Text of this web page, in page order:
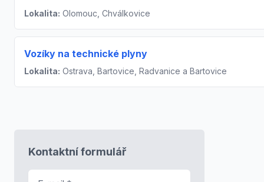
Lokalita: Olomouc, Chválkovice
Vozíky na technické plyny
Lokalita: Ostrava, Bartovice, Radvanice a Bartovice
Kontaktní formulář